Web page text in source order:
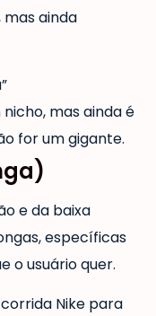
ainda
mas ainda é
for um gigante.
e da baixa
específicas
o usuário quer.
Nike para